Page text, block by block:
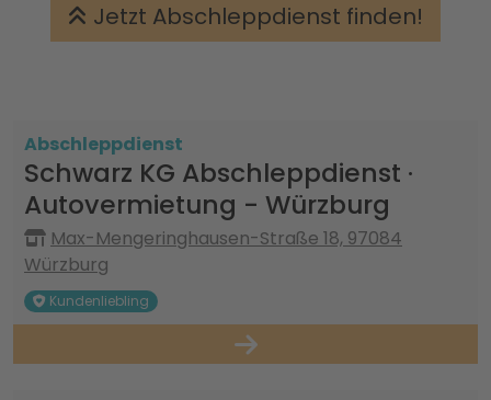
Jetzt Abschleppdienst finden!
Abschleppdienst
Schwarz KG Abschleppdienst ·
Autovermietung - Würzburg
Max-Mengeringhausen-Straße 18, 97084
Würzburg
Kundenliebling